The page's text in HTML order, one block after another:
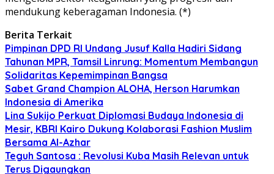
mendukung keberagaman Indonesia. (*)
Berita Terkait
Pimpinan DPD RI Undang Jusuf Kalla Hadiri Sidang
Tahunan MPR, Tamsil Linrung: Momentum Membangun
Solidaritas Kepemimpinan Bangsa
Sabet Grand Champion ALOHA, Herson Harumkan
Indonesia di Amerika
Lina Sukijo Perkuat Diplomasi Budaya Indonesia di
Mesir, KBRI Kairo Dukung Kolaborasi Fashion Muslim
Bersama Al-Azhar
Teguh Santosa : Revolusi Kuba Masih Relevan untuk
Terus Digaungkan